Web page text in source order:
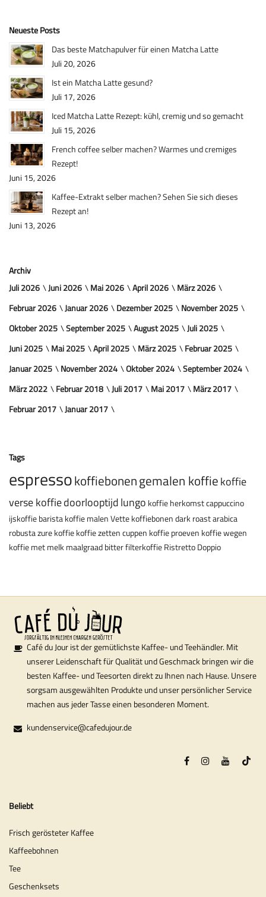
Neueste Posts
Das beste Matchapulver für einen Matcha Latte
Juli 20, 2026
Ist ein Matcha Latte gesund?
Juli 17, 2026
Iced Matcha Latte Rezept: kühl, cremig und so gemacht
Juli 15, 2026
French coffee selber machen? Warmes und cremiges
Rezept!
Juni 15, 2026
Kaffee-Extrakt selber machen? Sehen Sie sich dieses
Rezept an!
Juni 13, 2026
Archiv
Juli 2026
Juni 2026 Mai 2026 April 2026
März 2026
Februar 2026
Januar 2026 Dezember 2025
November 2025
Oktober 2025
September 2025 August 2025
Juli 2025
Juni 2025
Mai 2025 April 2025 März 2025
Februar 2025
Januar 2025
November 2024 Oktober 2024
September 2024
März 2022
Februar 2018 Juli 2017 Mai 2017
März 2017
Februar 2017
Januar 2017
Tags
espressokoffiebonengemalen koffiekoffie
verse koffiedoorlooptijdlungo koffie herkomstcappuccino
ijskoffiebaristakoffie malenVette koffiebonendark roastarabica
robustazure koffiekoffie zettencuppen koffie proeven koffie wegen
koffie met melkmaalgraadbitterfilterkoffieRistrettoDoppio
Café du Jour ist der gemütlichste Kaffee- und Teehändler. Mit
unserer Leidenschaft für Qualität und Geschmack bringen wir die
besten Kaffee- und Teesorten direkt zu Ihnen nach Hause. Unsere
sorgsam ausgewählten Produkte und unser persönlicher Service
machen aus jeder Tasse einen besonderen Moment.
kundenservice@cafedujour.de
Beliebt
Frisch gerösteter Kaffee
Kaffeebohnen
Tee
Geschenksets